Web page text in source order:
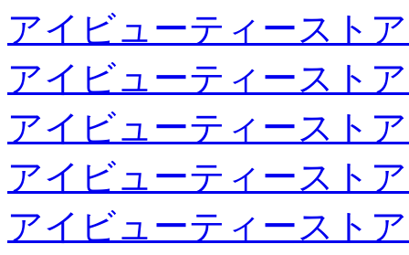
アイビューティースト
アイビューティースト
アイビューティースト
アイビューティースト
アイビューティースト